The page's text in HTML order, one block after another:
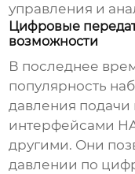
управления и
Цифровые
возможности
В последнее
популярность
давления подачи
интерфейсами
другими. Они
давлении по